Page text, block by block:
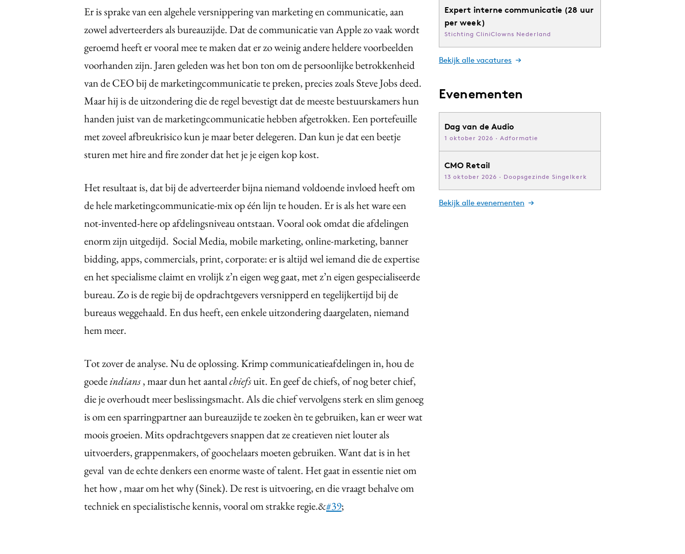
Er is sprake van een algehele versnippering van marketing en communicatie, aan
zowel adverteerders als bureauzijde. Dat de communicatie van Apple zo vaak wordt
geroemd heeft er vooral mee te maken dat er zo weinig andere heldere voorbeelden
voorhanden zijn. Jaren geleden was het bon ton om de persoonlijke betrokkenheid
van de CEO bij de marketingcommunicatie te preken, precies zoals Steve Jobs deed.
Maar hij is de uitzondering die de regel bevestigt dat de meeste bestuurskamers hun
handen juist van de marketingcommunicatie hebben afgetrokken. Een portefeuille
met zoveel afbreukrisico kun je maar beter delegeren. Dan kun je dat een beetje
sturen met hire and fire zonder dat het je je eigen kop kost.
Het resultaat is, dat bij de adverteerder bijna niemand voldoende invloed heeft om
de hele marketingcommunicatie-mix op één lijn te houden. Er is als het ware een
not-invented-here op afdelingsniveau ontstaan. Vooral ook omdat die afdelingen
enorm zijn uitgedijd. Social Media, mobile marketing, online-marketing, banner
bidding, apps, commercials, print, corporate: er is altijd wel iemand die de expertise
en het specialisme claimt en vrolijk z’n eigen weg gaat, met z’n eigen gespecialiseerde
bureau. Zo is de regie bij de opdrachtgevers versnipperd en tegelijkertijd bij de
bureaus weggehaald. En dus heeft, een enkele uitzondering daargelaten, niemand
hem meer.
Tot zover de analyse. Nu de oplossing. Krimp communicatieafdelingen in, hou de
goedeindians, maar dun het aantalchiefsuit. En geef de chiefs, of nog beter chief,
die je overhoudt meer beslissingsmacht. Als die chief vervolgens sterk en slim genoeg
is om een sparringpartner aan bureauzijde te zoeken èn te gebruiken, kan er weer wat
moois groeien. Mits opdrachtgevers snappen dat ze creatieven niet louter als
uitvoerders, grappenmakers, of goochelaars moeten gebruiken. Want dat is in het
geval van de echte denkers een enorme waste of talent. Het gaat in essentie niet om
het how , maar om het why (Sinek). De rest is uitvoering, en die vraagt behalve om
techniek en specialistische kennis, vooral om strakke regie.&#39;
Expert interne communicatie (28 uur
per week)
Stichting CliniClowns Nederland
Bekijk alle vacatures
Evenementen
Dag van de Audio
1 oktober 2026 · Adformatie
CMO Retail
13 oktober 2026 · Doopsgezinde Singelkerk
Bekijk alle evenementen